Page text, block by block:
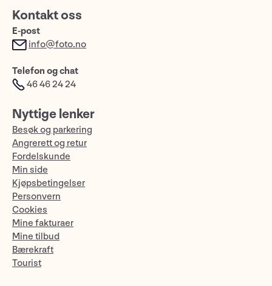
Kontakt oss
E-post
info@foto.no
Telefon og chat
46 46 24 24
Nyttige lenker
Besøk og parkering
Angrerett og retur
Fordelskunde
Min side
Kjøpsbetingelser
Personvern
Cookies
Mine fakturaer
Mine tilbud
Bærekraft
Tourist